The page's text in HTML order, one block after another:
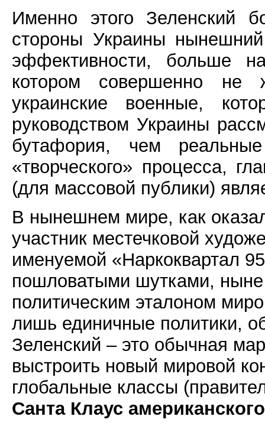
Именно этого Зеленский
стороны Украины
эффективности, больше
котором совершенно не
украинские военные,
руководством Украины
бутафория, чем реальные
«творческого» процесса,
(для массовой публики)
В нынешнем мире, как
участник местечковой
именуемой «Наркоквартал
пошловатыми шутками,
политическим эталоном
лишь единичные политики,
Зеленский – это обычная
выстроить новый мировой
глобальные классы
Санта Клаус